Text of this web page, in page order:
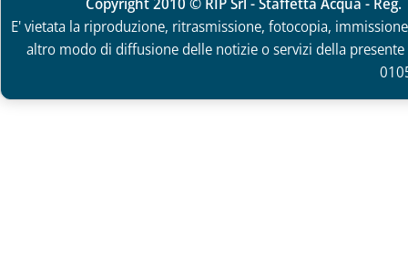
E' vietata la riproduzione, ritrasmissione, fotocopia,
altro modo di diffusione delle notizie o servizi della